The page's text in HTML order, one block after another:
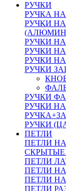
РУЧКИ
РУЧКА
РУЧКИ
РУЧКИ
РУЧКИ
РУЧКИ
РУЧКИ
РУЧКИ
РУЧКИ
РУЧКИ
ПЕТЛИ
ПЕТЛИ
СКРЫТЫЕ
ПЕТЛИ
ПЕТЛИ
ПЕТЛИ
ПЕТЛИ